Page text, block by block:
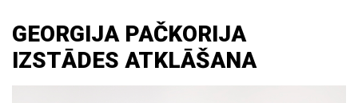
GEORGIJA PAČKORIJA
IZSTĀDES ATKLĀŠANA